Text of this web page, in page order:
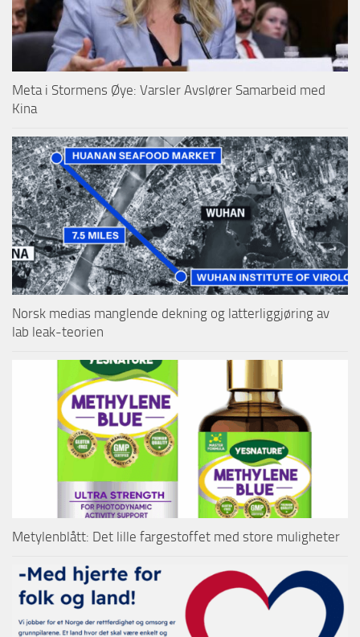
Meta i Stormens Øye: Varsler Avslører Samarbeid med
Kina
Norsk medias manglende dekning og latterliggjøring av
lab leak-teorien
Metylenblått: Det lille fargestoffet med store muligheter